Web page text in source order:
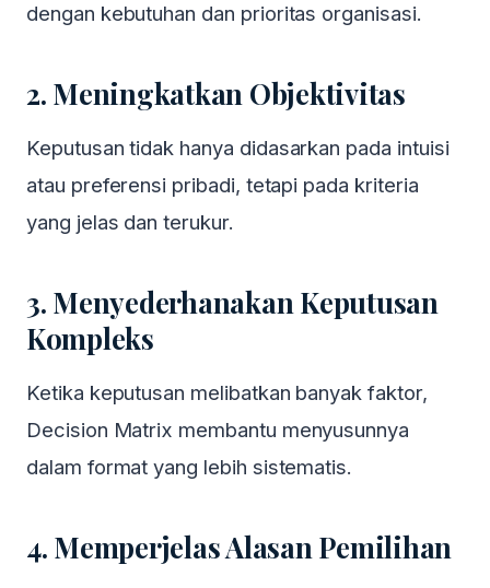
dengan kebutuhan dan prioritas organisasi.
2. Meningkatkan Objektivitas
Keputusan tidak hanya didasarkan pada intuisi
atau preferensi pribadi, tetapi pada kriteria
yang jelas dan terukur.
3. Menyederhanakan Keputusan
Kompleks
Ketika keputusan melibatkan banyak faktor,
Decision Matrix membantu menyusunnya
dalam format yang lebih sistematis.
4. Memperjelas Alasan Pemilihan